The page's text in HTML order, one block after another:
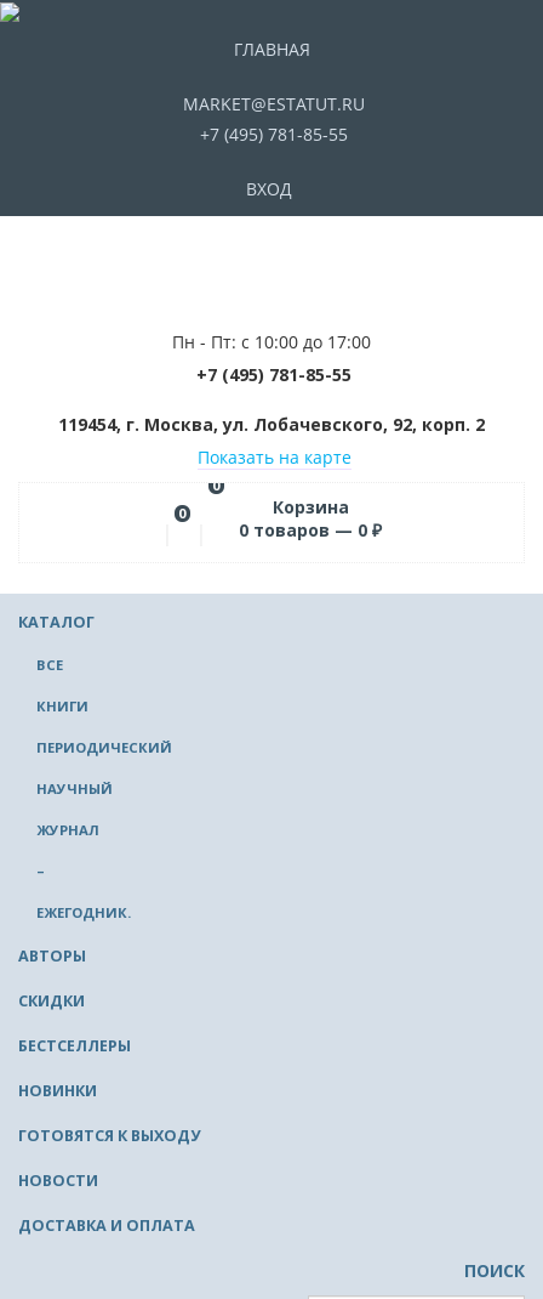
ГЛАВНАЯ
MARKET@ESTATUT.RU
+7 (495) 781-85-55
ВХОД
Пн - Пт: с 10:00 до 17:00
+7 (495) 781-85-55
119454, г. Москва, ул. Лобачевского, 92, корп. 2
Показать на карте
0
0
Корзина
0 товаров — 0 ₽
КАТАЛОГ
ВСЕ
КНИГИ
ПЕРИОДИЧЕСКИЙ
НАУЧНЫЙ
ЖУРНАЛ
–
ЕЖЕГОДНИК.
АВТОРЫ
СКИДКИ
БЕСТСЕЛЛЕРЫ
НОВИНКИ
ГОТОВЯТСЯ К ВЫХОДУ
НОВОСТИ
ДОСТАВКА И ОПЛАТА
ПОИСК